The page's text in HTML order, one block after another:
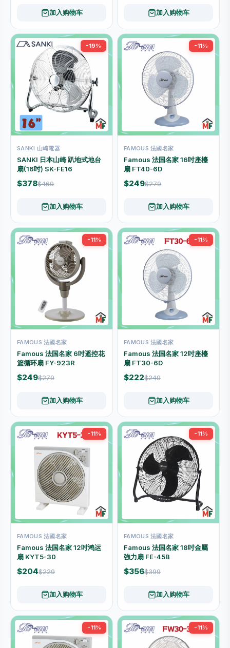
加入购物车 加入购物车
-19%
SANKI 山崎電器
SANKI 日本山崎 趴地式地台
扇(16吋) SK-FE16
$378$469
加入购物车
-11%
FAMOUS 法國名家
Famous 法国名家 16吋座檯
扇 FT40-6D
$249$279
加入购物车
-11%
FAMOUS 法國名家
Famous 法国名家 6吋遥控花
篮循环扇 FY-923R
$249$279
加入购物车
-11%
FAMOUS 法國名家
Famous 法国名家 12吋座檯
扇 FT30-6D
$222$249
加入购物车
-11%
FAMOUS 法國名家
Famous 法国名家 12吋鸿运
扇 KYT5-30
$204$229
加入购物车
-11%
FAMOUS 法國名家
Famous 法国名家 18吋金屬
強力扇 FE-45B
$356$399
加入购物车
-11% -11%